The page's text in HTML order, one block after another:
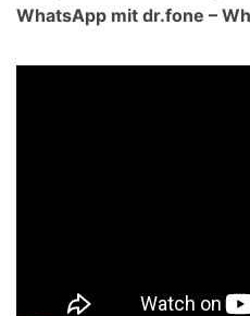
WhatsApp mit dr.fone –